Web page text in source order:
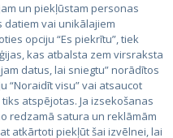
un piekļūstam personas
datiem vai unikālajiem
opciju “Es piekrītu”, tiek
kas atbalsta zem virsraksta
datus, lai sniegtu” norādītos
“Noraidīt visu” vai atsaucot
atspējotas. Ja izsekošanas
redzamā satura un reklāmām
atkārtoti piekļūt šai izvēlnei, lai